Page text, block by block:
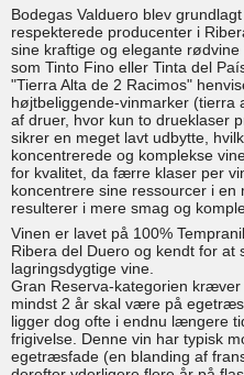
Bodegas Valduero blev
respekterede producenter i
sine kraftige og elegante
som Tinto Fino eller Tinta del
"Tierra Alta de 2 Racimos"
højtbeliggende-vinmarker (tierra
af druer, hvor kun to drueklaser
sikrer en meget lavt udbytte,
koncentrerede og komplekse
for kvalitet, da færre klaser per
koncentrere sine ressourcer i
resulterer i mere smag og
Vinen er lavet på 100%
Ribera del Duero og kendt for at
lagringsdygtige vine.
Gran Reserva-kategorien
mindst 2 år skal være på
ligger dog ofte i endnu længere
frigivelse. Denne vin har typisk
egetræsfade (en blanding af